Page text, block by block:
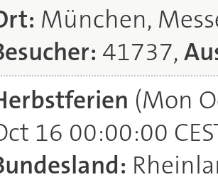
München,
41737,
(Mon
16 00:00:00